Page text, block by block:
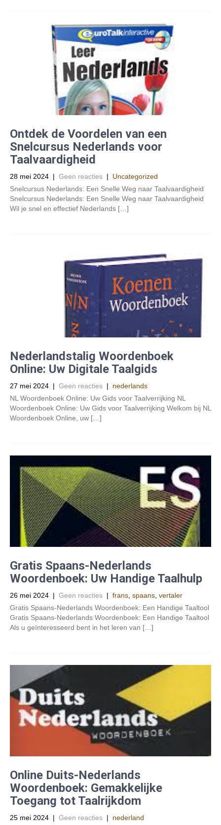
Ontdek de Voordelen van een
Snelcursus Nederlands voor
Taalvaardigheid
28 mei 2024 | Geen reacties | Uncategorized
Snelcursus Nederlands: Een Snelle Weg naar Taalvaardigheid
Snelcursus Nederlands: Een Snelle Weg naar Taalvaardigheid
Wil je snel en effectief Nederlands […]
Nederlandstalig Woordenboek
Online: Uw Digitale Taalgids
27 mei 2024 | Geen reacties | nederlands
NL Woordenboek Online: Uw Gids voor Taalverrijking NL
Woordenboek Online: Uw Gids voor Taalverrijking Welkom bij NL
Woordenboek Online, uw […]
Gratis Spaans-Nederlands
Woordenboek: Uw Handige Taalhulp
26 mei 2024 | Geen reacties | frans spaans vertaler
Gratis Spaans-Nederlands Woordenboek: Een Handige Taaltool
Gratis Spaans-Nederlands Woordenboek: Een Handige Taaltool
Als u geïnteresseerd bent in het leren van […]
Online Duits-Nederlands
Woordenboek: Gemakkelijke
Toegang tot Taalrijkdom
25 mei 2024 | Geen reacties | nederland